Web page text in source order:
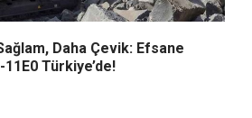
Daha Çevik: Efsane
Türkiye’de!